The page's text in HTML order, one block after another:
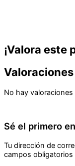
¡Valora este
Valoraciones
No hay valoraciones
Sé el primero
Tu dirección de
campos